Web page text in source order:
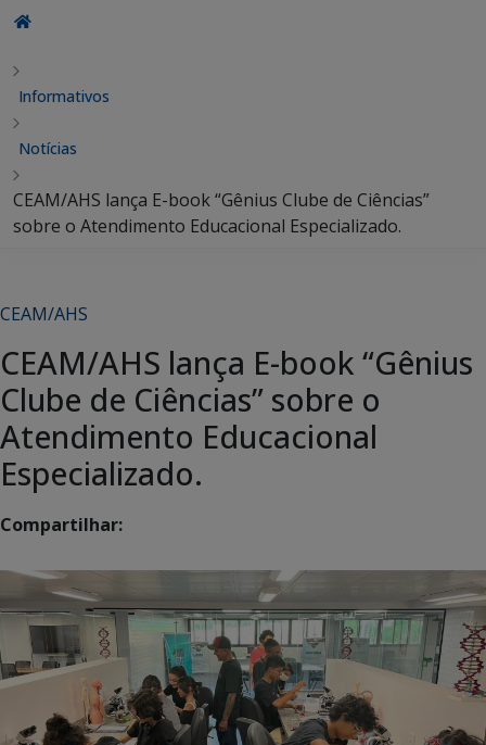
Informativos
Notícias
CEAM/AHS lança E-book “Gênius Clube de Ciências”
sobre o Atendimento Educacional Especializado.
CEAM/AHS
CEAM/AHS lança E-book “Gênius
Clube de Ciências” sobre o
Atendimento Educacional
Especializado.
Compartilhar: